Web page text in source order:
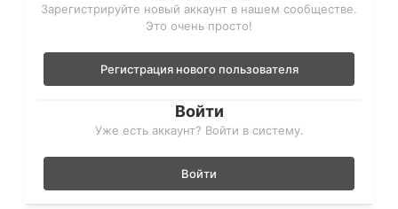
Зарегистрируйте новый аккаунт в нашем сообществе.
Это очень просто!
Регистрация нового пользователя
Войти
Уже есть аккаунт? Войти в систему.
Войти